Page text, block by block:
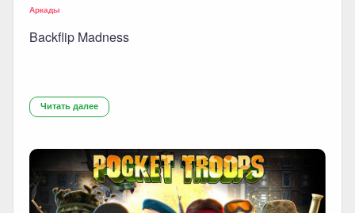
Аркады
Backflip Madness
Читать далее